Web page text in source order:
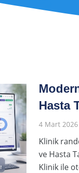
Hasta
4 Mart 2026
Klinik
ve Hasta
Klinik ile